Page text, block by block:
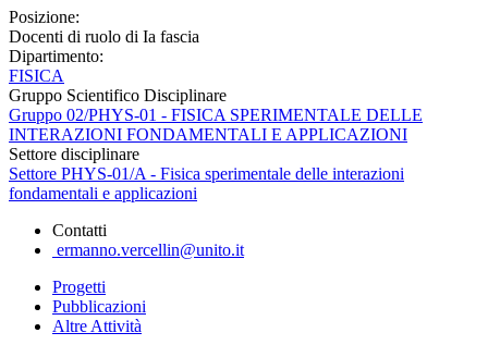
Posizione:
Docenti di ruolo di Ia fascia
Dipartimento:
FISICA
Gruppo Scientifico Disciplinare
Gruppo 02/PHYS-01 - FISICA SPERIMENTALE DELLE
INTERAZIONI FONDAMENTALI E APPLICAZIONI
Settore disciplinare
Settore PHYS-01/A - Fisica sperimentale delle interazioni
fondamentali e applicazioni
Contatti
ermanno.vercellin@unito.it
Progetti
Pubblicazioni
Altre Attività